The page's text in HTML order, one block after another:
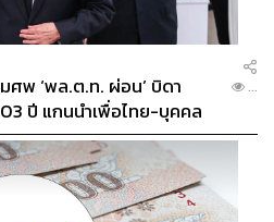
รภาพอย่างตรงไปตรงมาว่าเขา
งทุกคนอยู่เสมอ แถมยังยอมรับ
าวคนปัจจุบัน จากความผิดพลาด
ละยังเคยคิดว่าเธอคือสาเหตุที่
ปีนเขาหลายๆ ครั้ง
อนเริ่มปีนเอล แคพพิทัน แบบ
ำนวณทุกอย่างมาเป็นอย่างดี
พ ‘พล.ต.ท. ผ่อน’ บิดา
ปี แกนนำเพื่อไทย-บุคคล
...